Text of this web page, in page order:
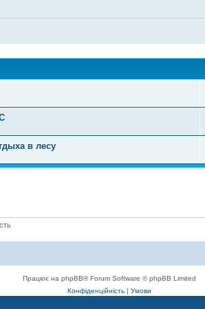
в лесу
Працює на phpBB® Forum Software © phpBB Limited
Конфіденційність | Умови